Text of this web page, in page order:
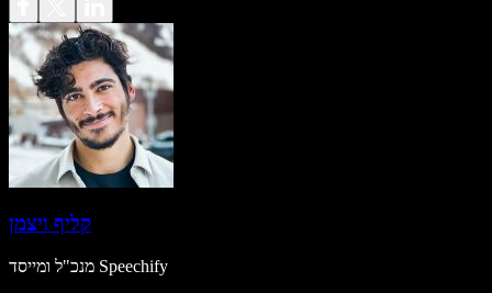
קליף ויצמן
מנכ"ל ומייסד Speechify